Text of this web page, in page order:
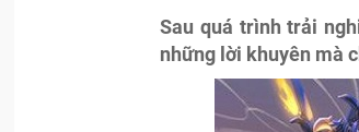
Sau quá trình trải
những lời khuyên mà